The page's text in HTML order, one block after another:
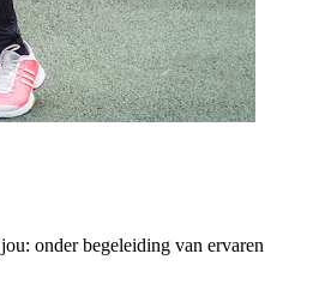
onder begeleiding van ervaren